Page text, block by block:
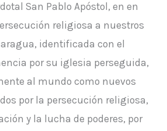
San Pablo Apóstol, en en
religiosa a nuestros
identificada con el
por su iglesia perseguida,
al mundo como nuevos
por la persecución religiosa,
y la lucha de poderes, por